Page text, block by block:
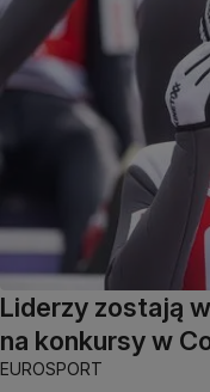
Liderzy zostają
na konkursy w
EUROSPORT